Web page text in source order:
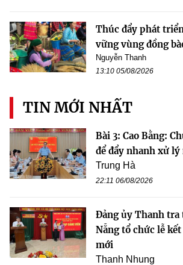
Thúc đẩy phát
vững vùng đồng
Nguyễn Thanh
13:10 05/08/2026
TIN MỚI NHẤT
Bài 3: Cao Bằng:
để đẩy nhanh xử
Trung Hà
22:11 06/08/2026
Đảng ủy Thanh tra
Nẵng tổ chức lễ
mới
Thanh Nhung